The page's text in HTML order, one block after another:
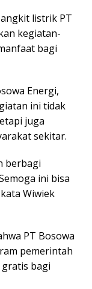
listrik PT
kegiatan-
bagi
Energi,
ini tidak
juga
sekitar.
berbagi
ini bisa
Wiwiek
PT Bosowa
pemerintah
bagi